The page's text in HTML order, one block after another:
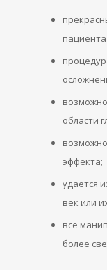
области
эффекта;
удается
век или
все
более